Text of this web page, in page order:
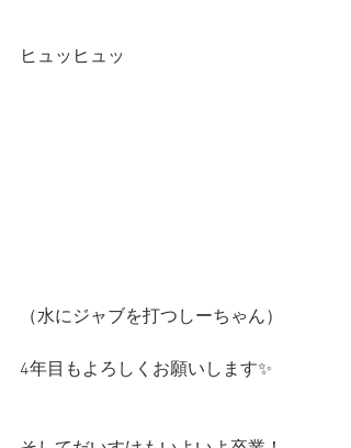
ヒュッヒュッ
（水にジャブを打つしーちゃん）
4年目もよろしくお願いします✨